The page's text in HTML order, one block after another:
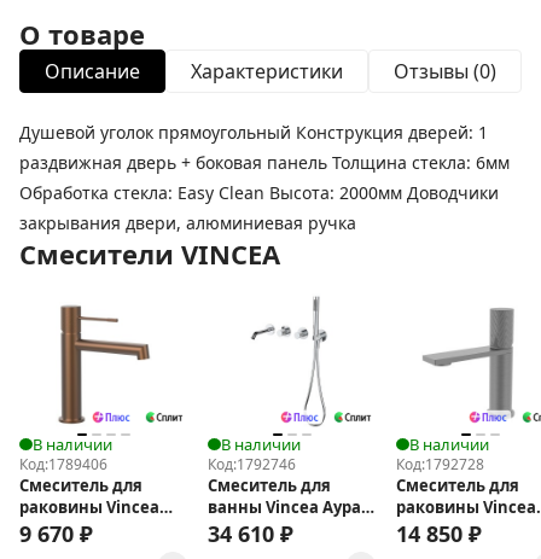
О товаре
Описание Характеристики Отзывы (0)
Душевой уголок прямоугольный Конструкция дверей: 1
раздвижная дверь + боковая панель Толщина стекла: 6мм
Обработка стекла: Easy Clean Высота: 2000мм Доводчики
закрывания двери, алюминиевая ручка
Смесители VINCEA
В наличии
Код:1789406
Смеситель для
раковины Vincea
Desire VBF-1D1BC
9 670 ₽
В наличии
Код:1792746
Смеситель для
ванны Vincea Аура
(Aura) VBTW-6AU1CH
34 610 ₽
В наличии
Код:1792728
Смеситель для
раковины Vincea
Альто (Alto) VBF-
14 850 ₽